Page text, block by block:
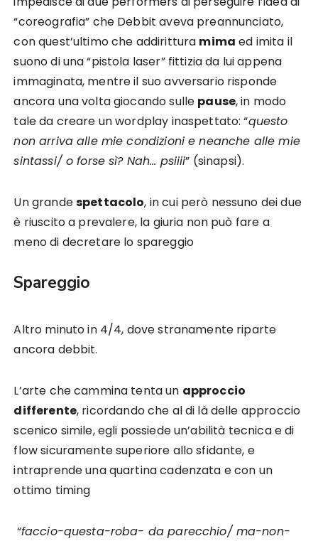
“coreografia” che Debbit aveva preannunciato,
con quest’ultimo che addirittura mima ed imita il
suono di una “pistola laser” fittizia da lui appena
immaginata, mentre il suo avversario risponde
ancora una volta giocando sulle pause, in modo
tale da creare un wordplay inaspettato: “questo
non arriva alle mie condizioni e neanche alle mie
sintassi/ o forse sì? Nah… psiiii” (sinapsi).
Un grandespettacolo, in cui però nessuno dei due
è riuscito a prevalere, la giuria non può fare a
meno di decretare lo spareggio
Spareggio
Altro minuto in 4/4, dove stranamente riparte
ancora debbit.
L’arte che cammina tenta un approccio
differente, ricordando che al di là delle approccio
scenico simile, egli possiede un’abilità tecnica e di
flow sicuramente superiore allo sfidante, e
intraprende una quartina cadenzata e con un
ottimo timing
“faccio-questa-roba- da parecchio/ ma-non-